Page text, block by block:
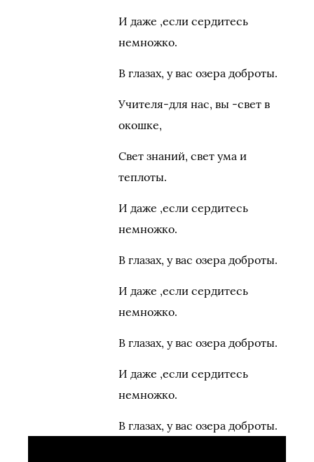
И даже ,если сердитесь
немножко.
В глазах, у вас озера доброты.
Учителя-для нас, вы -свет в
окошке,
Свет знаний, свет ума и
теплоты.
И даже ,если сердитесь
немножко.
В глазах, у вас озера доброты.
И даже ,если сердитесь
немножко.
В глазах, у вас озера доброты.
И даже ,если сердитесь
немножко.
В глазах, у вас озера доброты.